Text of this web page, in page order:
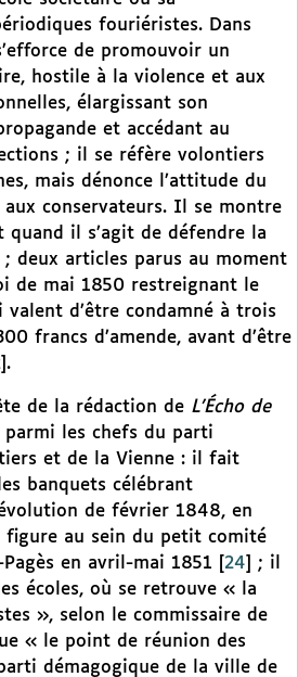
fouriéristes. Dans
de promouvoir un
hostile à la violence et aux
élargissant son
et accédant au
; il se réfère volontiers
mais dénonce l’attitude du
conservateurs. Il se montre
il s’agit de défendre la
deux articles parus au moment
de mai 1850 restreignant le
d’être condamné à trois
francs d’amende, avant d’être
.
de la rédaction de L’Écho de
parmi les chefs du parti
et de la Vienne : il fait
banquets célébrant
de février 1848, en
figure au sein du petit comité
en avril-mai 1851
24
; il
écoles, où se retrouve « la
», selon le commissaire de
« le point de réunion des
démagogique de la ville de